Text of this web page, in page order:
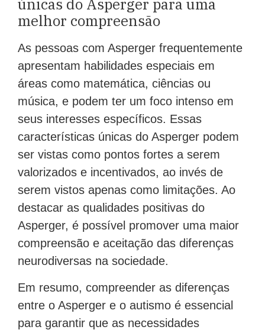
únicas do Asperger para uma
melhor compreensão
As pessoas com Asperger frequentemente
apresentam habilidades especiais em
áreas como matemática, ciências ou
música, e podem ter um foco intenso em
seus interesses específicos. Essas
características únicas do Asperger podem
ser vistas como pontos fortes a serem
valorizados e incentivados, ao invés de
serem vistos apenas como limitações. Ao
destacar as qualidades positivas do
Asperger, é possível promover uma maior
compreensão e aceitação das diferenças
neurodiversas na sociedade.
Em resumo, compreender as diferenças
entre o Asperger e o autismo é essencial
para garantir que as necessidades